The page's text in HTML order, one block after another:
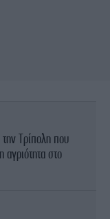
Τρίπολη που
στο